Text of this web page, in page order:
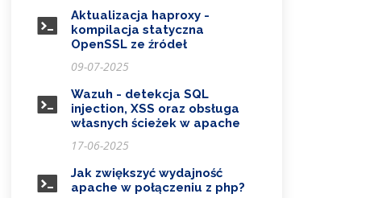
Aktualizacja haproxy -
kompilacja statyczna
OpenSSL ze źródeł
09-07-2025
Wazuh - detekcja SQL
injection, XSS oraz obsługa
własnych ścieżek w apache
17-06-2025
Jak zwiększyć wydajność
apache w połączeniu z php?